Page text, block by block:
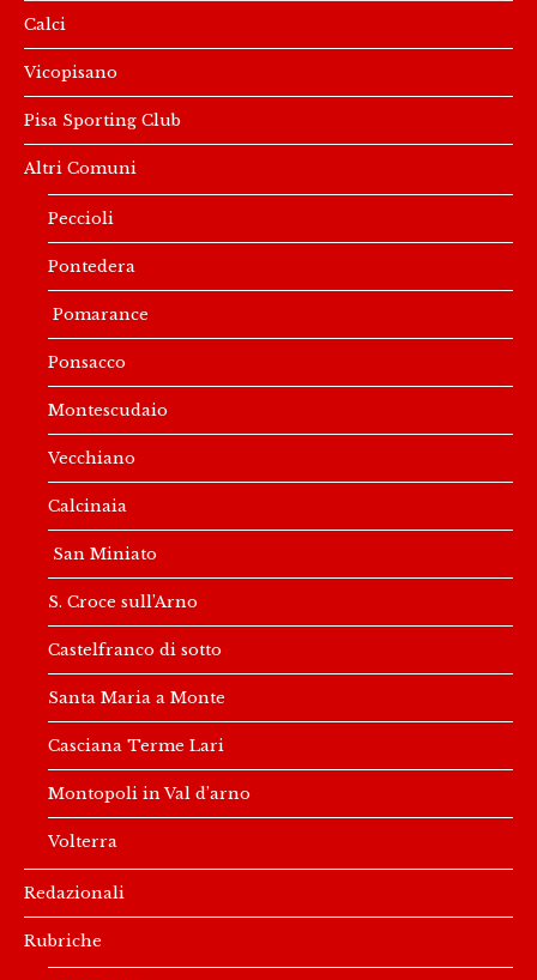
Calci
Vicopisano
Pisa Sporting Club
Altri Comuni
Peccioli
Pontedera
Pomarance
Ponsacco
Montescudaio
Vecchiano
Calcinaia
San Miniato
S. Croce sull’Arno
Castelfranco di sotto
Santa Maria a Monte
Casciana Terme Lari
Montopoli in Val d’arno
Volterra
Redazionali
Rubriche